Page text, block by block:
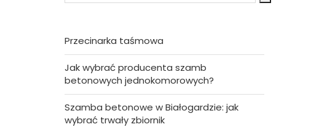
Przecinarka taśmowa
Jak wybrać producenta szamb
betonowych jednokomorowych?
Szamba betonowe w Białogardzie: jak
wybrać trwały zbiornik